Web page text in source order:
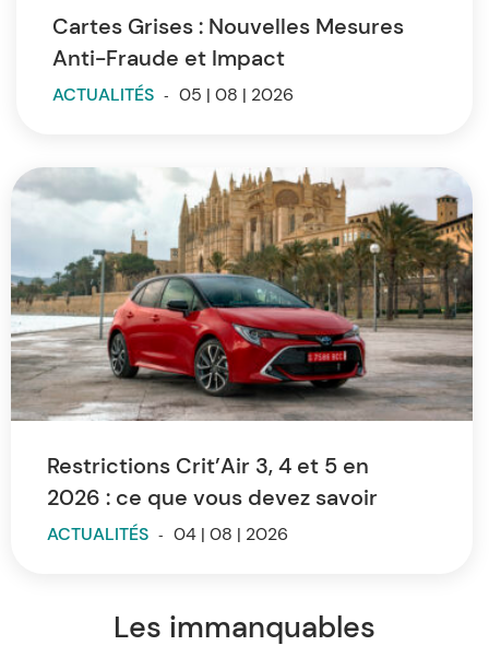
Cartes Grises : Nouvelles Mesures
Anti-Fraude et Impact
ACTUALITÉS - 05 | 08 | 2026
Restrictions Crit’Air 3, 4 et 5 en
2026 : ce que vous devez savoir
ACTUALITÉS - 04 | 08 | 2026
Les immanquables